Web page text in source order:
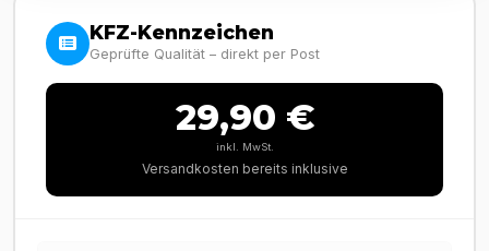
KFZ-Kennzeichen
Geprüfte Qualität – direkt per Post
29,90 €
inkl. MwSt.
Versandkosten bereits inklusive